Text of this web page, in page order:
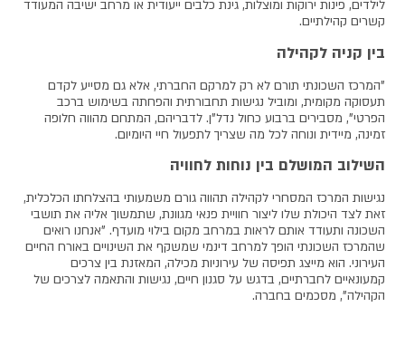
לילדים, פינות ירוקות ומוצלות, גינת כלבים ייעודית או מרחב ישיבה המעודד
קשרים קהילתיים.
בין קניה לקהילה
"המרכז השכונתי תורם לא רק למרקם החברתי, אלא גם מסייע לקדם
תעסוקה מקומית, ומוביל נגישות תחבורתית והפחתה בשימוש ברכב
הפרטי", מסבירים ברבוע כחול נדל"ן. לדבריהם, המתחם מהווה חלופה
זמינה, מיידית ונוחה לכל מה שצריך לתפעול חיי היומיום.
השילוב המושלם בין נוחות לחוויה
נגישות המרכז המסחרי לקהילה תהווה גורם משמעותי בהצלחתו הכלכלית,
זאת לצד היכולת שלו ליצור חוויית פנאי מגוונת, שתמשוך אליה את תושבי
השכונה ותעודד אותם לראות במרחב מקום בילוי מועדף. "אנחנו רואים
שהמרכז השכונתי הופך למרחב דינמי שמשקף את השינויים באורח החיים
העירוני. הוא מייצג תפיסה של עירוניות מכילה, המאזנת בין צרכים
קמעונאיים לחברתיים, בדגש על סגנון חיים, נגישות והתאמה לצרכים של
הקהילה", מסכמים בחברה.